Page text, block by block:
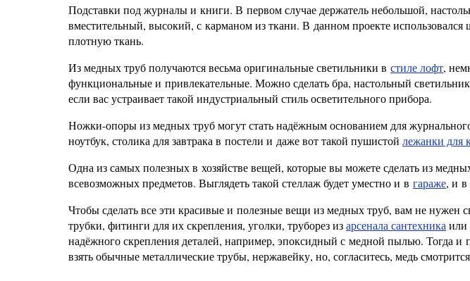
Подставки под журналы и книги. В первом случае держатель небольшой,
вместительный, высокий, с карманом из ткани. В данном проекте
плотную ткань.
Из медных труб получаются весьма оригинальные светильники в стиле лофт,
функциональные и привлекательные. Можно сделать бра, настольный
если вас устраивает такой индустриальный стиль осветительного прибора.
Ножки-опоры из медных труб могут стать надёжным основанием для
ноутбук, столика для завтрака в постели и даже вот такой пушистой лежанки для
Одна из самых полезных в хозяйстве вещей, которые вы можете сделать из
всевозможных предметов. Выглядеть такой стеллаж будет уместно и в гараже, и в
Чтобы сделать все эти красивые и полезные вещи из медных труб, вам не нужен
трубки, фитинги для их скрепления, уголки, труборез изарсенала сантехника или
надёжного скрепления деталей, например, эпоксидный с медной пылью. Тогда и
взять обычные металлические трубы, нержавейку, но, согласитесь, медь